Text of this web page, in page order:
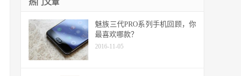
热门文章
魅族三代PRO系列手机回顾，你
最喜欢哪款？
2016-11-05